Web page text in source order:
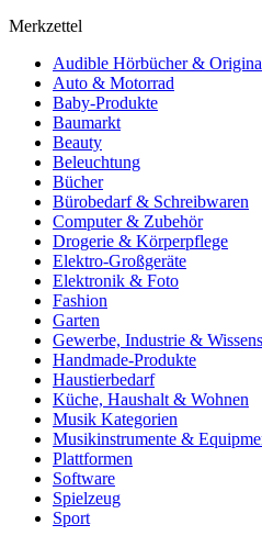
Merkzettel
Audible Hörbücher &
Auto & Motorrad
Baby-Produkte
Baumarkt
Beauty
Beleuchtung
Bücher
Bürobedarf & Schreibwaren
Computer & Zubehör
Drogerie & Körperpflege
Elektro-Großgeräte
Elektronik & Foto
Fashion
Garten
Gewerbe, Industrie &
Handmade-Produkte
Haustierbedarf
Küche, Haushalt & Wohnen
Musik Kategorien
Musikinstrumente &
Plattformen
Software
Spielzeug
Sport